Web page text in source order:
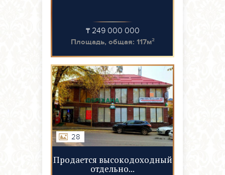
₸ 249 000 000
Площадь, общая: 117м²
28
Продается высокодоходный
отдельно...